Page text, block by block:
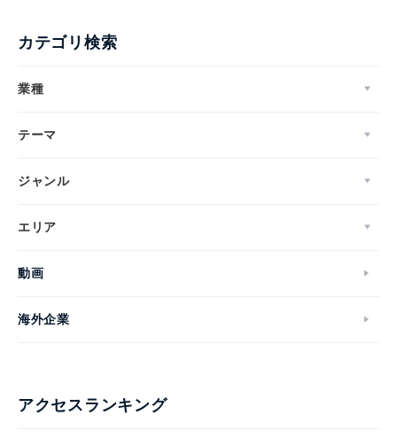
カテゴリ検索
業種
テーマ
ジャンル
エリア
動画
海外企業
アクセスランキング